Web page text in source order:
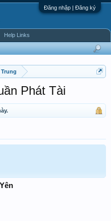
Đăng nhập | Đăng ký
Phát Tài
Help Links